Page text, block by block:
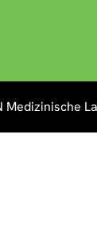
Medizinische